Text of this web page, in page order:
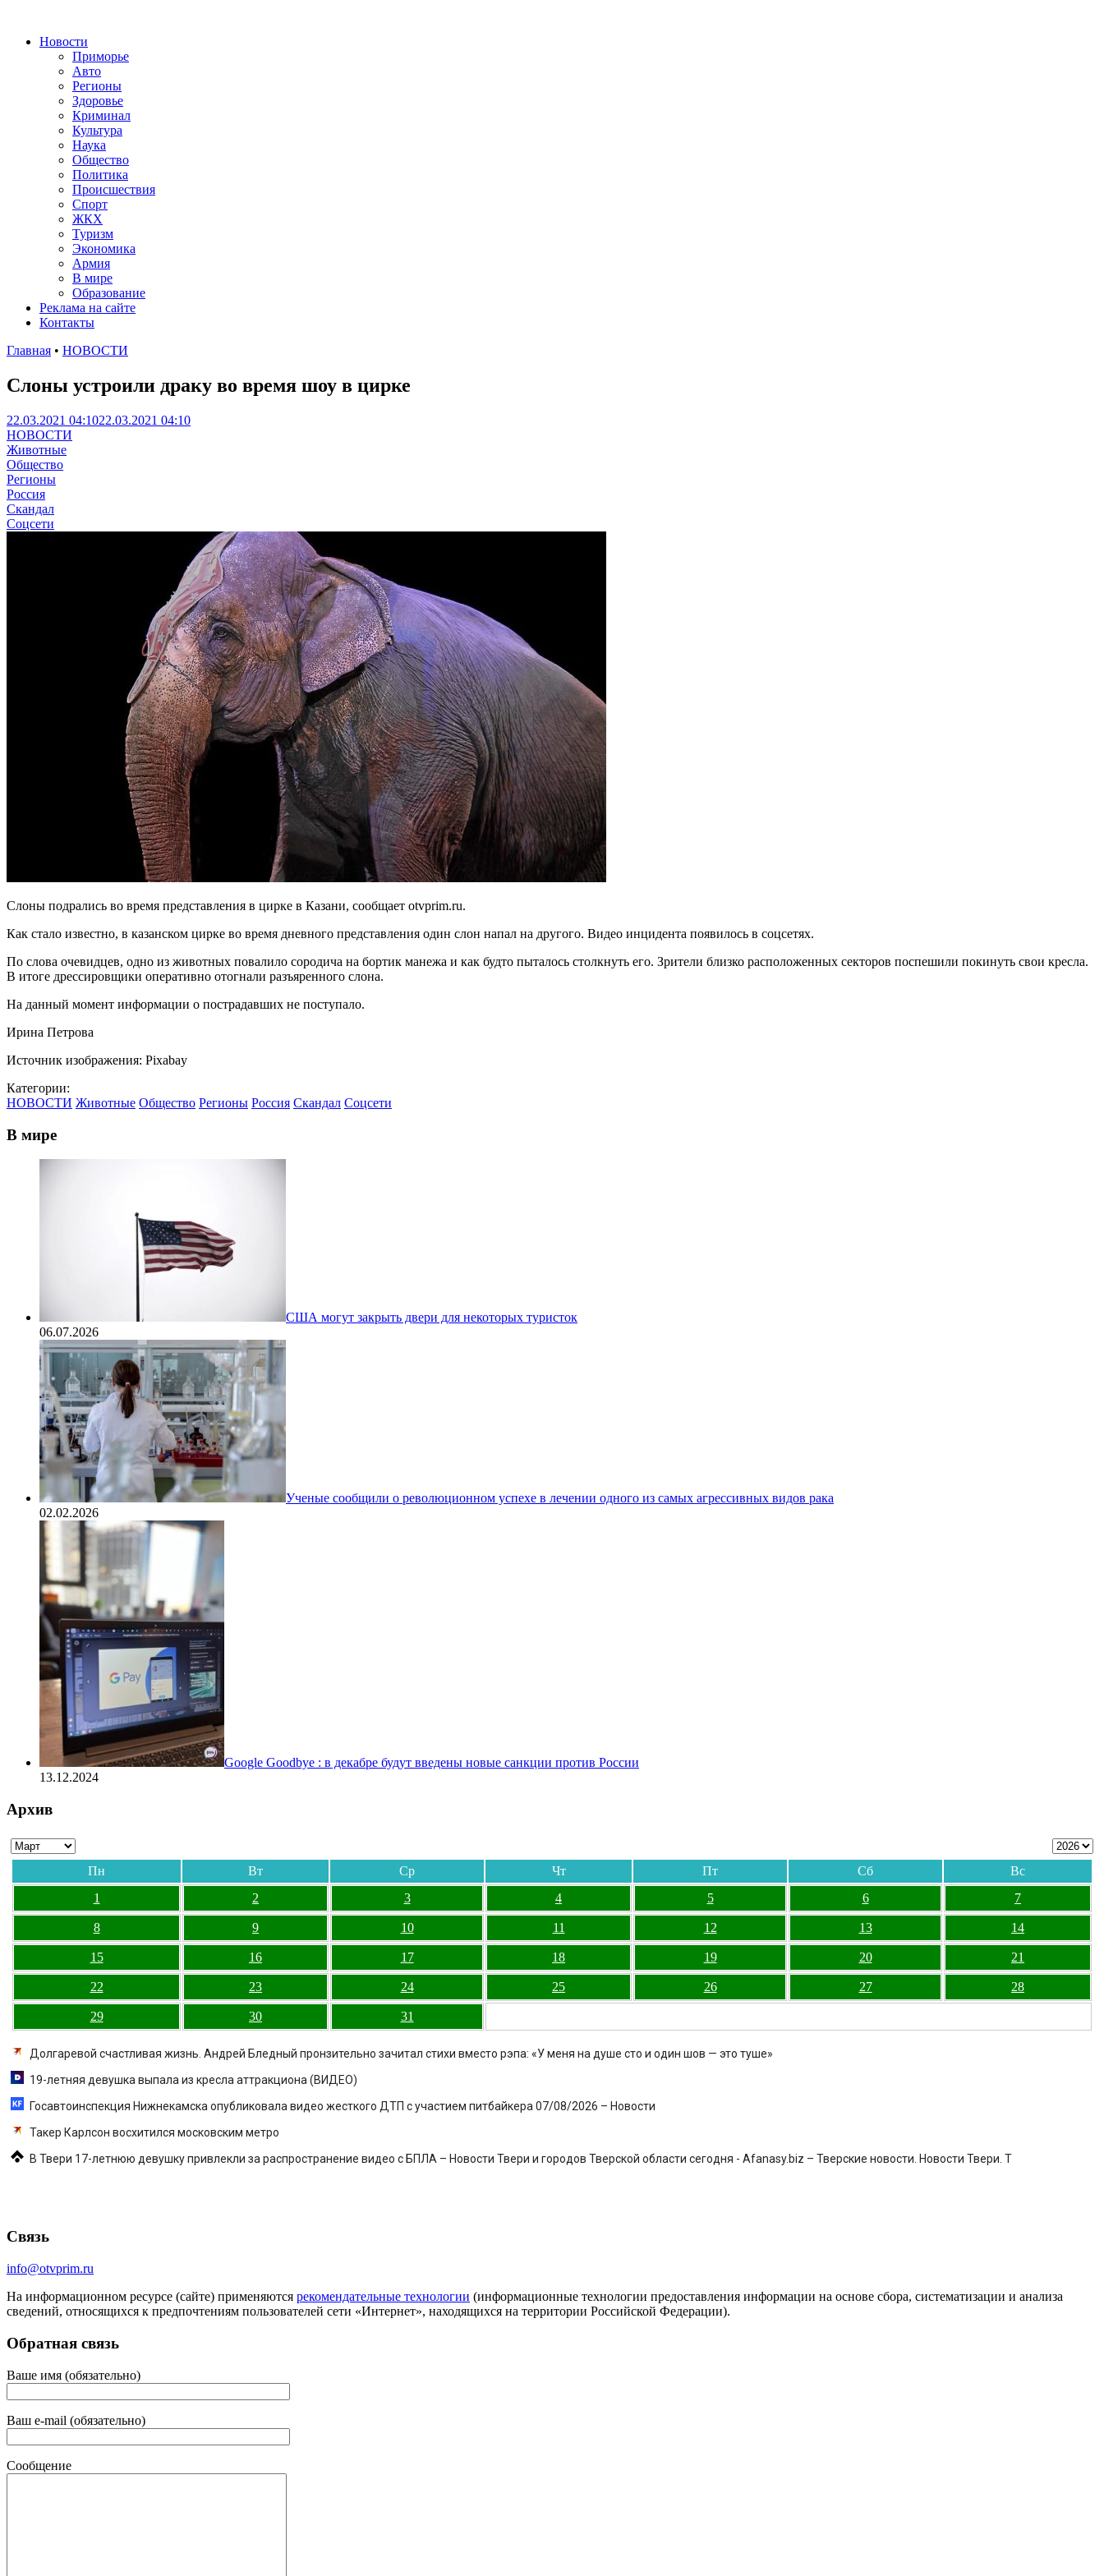
Новости
Приморье
Авто
Регионы
Здоровье
Криминал
Культура
Наука
Общество
Политика
Происшествия
Спорт
ЖКХ
Туризм
Экономика
Армия
В мире
Образование
Реклама на сайте
Контакты
Главная • НОВОСТИ
Слоны устроили драку во время шоу в цирке
22.03.2021 04:1022.03.2021 04:10
НОВОСТИ
Животные
Общество
Регионы
Россия
Скандал
Соцсети
Слоны подрались во время представления в цирке в Казани, сообщает otvprim.ru.
Как стало известно, в казанском цирке во время дневного представления один слон напал на другого. Видео инцидента появилось в соцсетях.
По слова очевидцев, одно из животных повалило сородича на бортик манежа и как будто пыталось столкнуть его. Зрители близко расположенных секторов поспешили покинуть свои кресла.
В итоге дрессировщики оперативно отогнали разъяренного слона.
На данный момент информации о пострадавших не поступало.
Ирина Петрова
Источник изображения: Pixabay
Категории:
НОВОСТИ Животные Общество Регионы Россия Скандал Соцсети
В мире
США могут закрыть двери для некоторых туристок
06.07.2026
Ученые сообщили о революционном успехе в лечении одного из самых агрессивных видов рака
02.02.2026
Google Goodbye : в декабре будут введены новые санкции против России
13.12.2024
Архив
Пн Вт Ср Чт Пт Сб
Вс
1
2 3 4 5 6 7
8 9 10 11 12 13 14
15 16 17 18 19 20 21
22 23 24 25 26 27 28
29 30 31
Долгаревой счастливая жизнь. Андрей Бледный пронзительно зачитал стихи вместо рэпа: «У меня на душе сто и один шов — это туше»
19-летняя девушка выпала из кресла аттракциона (ВИДЕО)
Госавтоинспекция Нижнекамска опубликовала видео жесткого ДТП с участием питбайкера 07/08/2026 – Новости
Такер Карлсон восхитился московским метро
В Твери 17-летнюю девушку привлекли за распространение видео с БПЛА – Новости Твери и городов Тверской области сегодня - Afanasy.biz – Тверские новости. Новости Твери. Т
Связь
info@otvprim.ru
На информационном ресурсе (сайте) применяются рекомендательные технологии (информационные технологии предоставления информации на основе сбора, систематизации и анализа
сведений, относящихся к предпочтениям пользователей сети «Интернет», находящихся на территории Российской Федерации).
Обратная связь
Ваше имя (обязательно)
Ваш e-mail (обязательно)
Сообщение